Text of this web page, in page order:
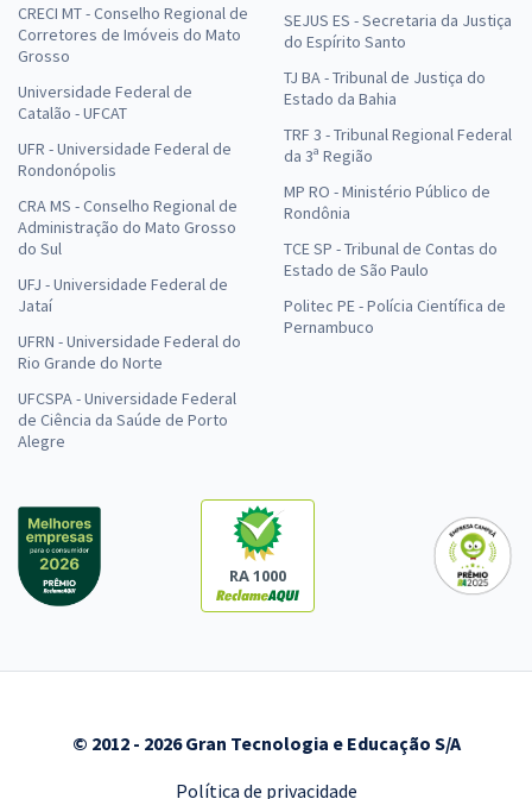
CRECI MT - Conselho Regional de
Corretores de Imóveis do Mato
Grosso
Universidade Federal de
Catalão - UFCAT
UFR - Universidade Federal de
Rondonópolis
CRA MS - Conselho Regional de
Administração do Mato Grosso
do Sul
UFJ - Universidade Federal de
Jataí
UFRN - Universidade Federal do
Rio Grande do Norte
UFCSPA - Universidade Federal
de Ciência da Saúde de Porto
Alegre
SEJUS ES - Secretaria da Justiça
do Espírito Santo
TJ BA - Tribunal de Justiça do
Estado da Bahia
TRF 3 - Tribunal Regional Federal
da 3ª Região
MP RO - Ministério Público de
Rondônia
TCE SP - Tribunal de Contas do
Estado de São Paulo
Politec PE - Polícia Científica de
Pernambuco
RA 1000
© 2012 - 2026 Gran Tecnologia e Educação S/A
Política de privacidade